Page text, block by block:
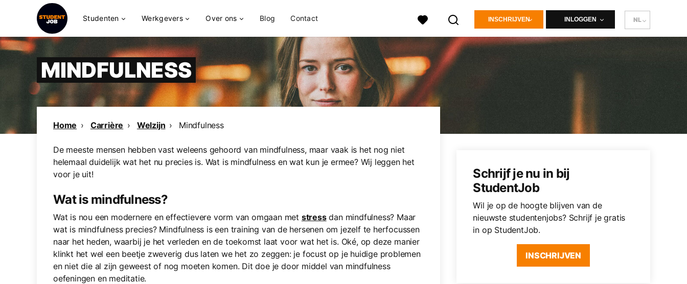
Studenten Werkgevers Over ons Blog Contact INSCHRIJVEN INLOGGEN NL
MINDFULNESS
Home Carrière Welzijn Mindfulness
De meeste mensen hebben vast weleens gehoord van mindfulness, maar vaak is het nog niet
helemaal duidelijk wat het nu precies is. Wat is mindfulness en wat kun je ermee? Wij leggen het
voor je uit!
Wat is mindfulness?
Wat is nou een modernere en effectievere vorm van omgaan met stressdan mindfulness? Maar
wat is mindfulness precies? Mindfulness is een training van de hersenen om jezelf te herfocussen
naar het heden, waarbij je het verleden en de toekomst laat voor wat het is. Oké, op deze manier
klinkt het wel een beetje zweverig dus laten we het zo zeggen: je focust op je huidige problemen
en niet die al zijn geweest of nog moeten komen. Dit doe je door middel van mindfulness
oefeningen en meditatie.
Schrijf je nu in bij
StudentJob
Wil je op de hoogte blijven van de
nieuwste studentenjobs? Schrijf je gratis
in op StudentJob.
INSCHRIJVEN